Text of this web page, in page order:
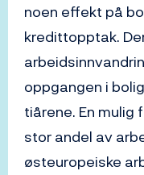
noen effekt på
kredittopptak.
oppgangen i
tiårene. En mulig
stor andel av
østeuropeiske